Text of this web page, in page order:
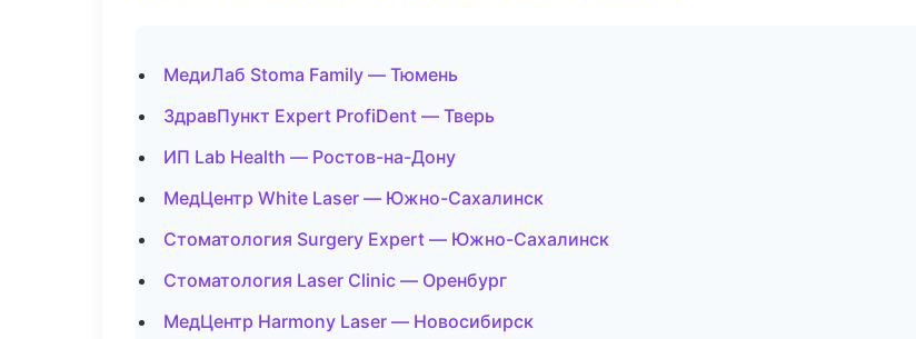
МедиЛаб Stoma Family — Тюмень
ЗдравПункт Expert ProfiDent — Тверь
ИП Lab Health — Ростов-на-Дону
МедЦентр White Laser — Южно-Сахалинск
Стоматология Surgery Expert — Южно-Сахалинск
Стоматология Laser Clinic — Оренбург
МедЦентр Harmony Laser — Новосибирск